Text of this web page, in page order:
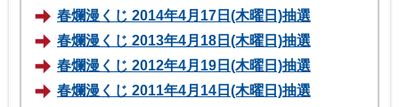
春爛漫くじ 2014年4月17日(木曜日)抽選
春爛漫くじ 2013年4月18日(木曜日)抽選
春爛漫くじ 2012年4月19日(木曜日)抽選
春爛漫くじ 2011年4月14日(木曜日)抽選